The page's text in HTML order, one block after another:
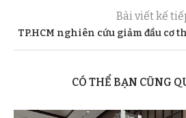
Bài viết kế
TP.HCM nghiên cứu giảm đầu cơ
CÓ THỂ BẠN CŨNG